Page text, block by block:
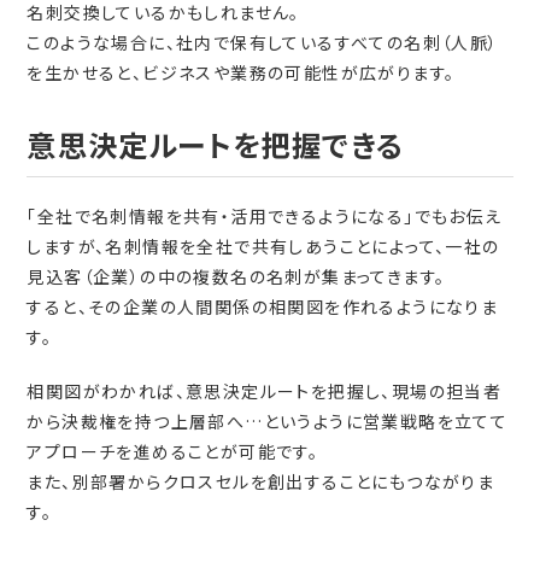
名刺交換しているかもしれません。
このような場合に、社内で保有しているすべての名刺（人脈）
を生かせると、ビジネスや業務の可能性が広がります。
意思決定ルートを把握できる
「全社で名刺情報を共有・活用できるようになる」でもお伝え
しますが、名刺情報を全社で共有しあうことによって、一社の
見込客（企業）の中の複数名の名刺が集まってきます。
すると、その企業の人間関係の相関図を作れるようになりま
す。
相関図がわかれば、意思決定ルートを把握し、現場の担当者
から決裁権を持つ上層部へ…というように営業戦略を立てて
アプローチを進めることが可能です。
また、別部署からクロスセルを創出することにもつながりま
す。